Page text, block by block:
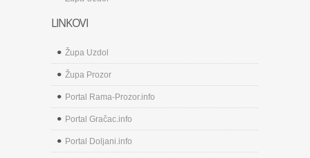
LINKOVI
Župa Uzdol
Župa Prozor
Portal Rama-Prozor.info
Portal Gračac.info
Portal Doljani.info